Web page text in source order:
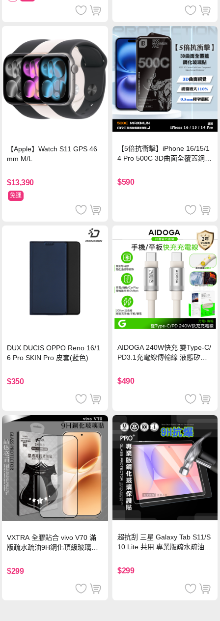
【Apple】Watch S11 GPS 46
mm M/L
$13,390
免運
【5倍抗衝擊】iPhone 16/15/1
4 Pro 500C 3D曲面全覆蓋鋼化
保護貼
$590
DUX DUCIS OPPO Reno 16/1
6 Pro SKIN Pro 皮套(藍色)
$350
AIDOGA 240W快充 雙Type-C/
PD3.1充電線傳輸線 液態矽膠
機/平板/筆電
$490
VXTRA 全膠貼合 vivo V70 滿
版疏水疏油9H鋼化頂級玻璃貼
$299
超抗刮 三星 Galaxy Tab S11/S
10 Lite 共用 專業版疏水疏油9
$299